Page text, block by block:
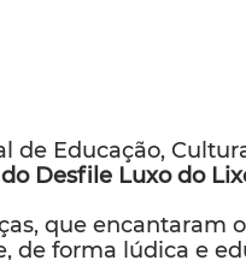
de Educação,
do Desfile Luxo do
que encantaram
de forma lúdica e